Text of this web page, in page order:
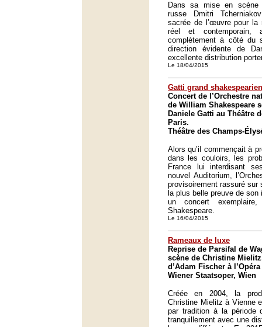
Dans sa mise en
russe Dmitri
sacrée de l’œuvre pour la
réel et contemporain,
complètement à côté du
direction évidente de
excellente distribution
Le 18/04/2015
Gatti grand shakespearien
Concert de l’Orchestre
de William Shakespeare
Daniele Gatti au Théâtre
Paris.
Théâtre des Champs-
Alors qu’il commençait à
dans les couloirs, les
France lui interdisant
nouvel Auditorium,
provisoirement rassuré sur
la plus belle preuve de
un concert
Shakespeare.
Le 16/04/2015
Rameaux de luxe
Reprise de Parsifal de
scène de Christine
d’Adam Fischer à
Wiener Staatsoper, Wien
Créée en 2004, la
Christine Mielitz à Vienne
par tradition à la période
tranquillement avec une